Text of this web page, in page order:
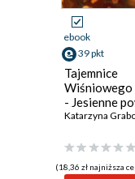
12. - ŚWIAT
13. - JEZIORO
14. -
15. - TATA I
16. -
17. -
ebook
39 pkt
Tajemnice
Wiśniowego
- Jesienne
Katarzyna
(18,36 zł najniższa